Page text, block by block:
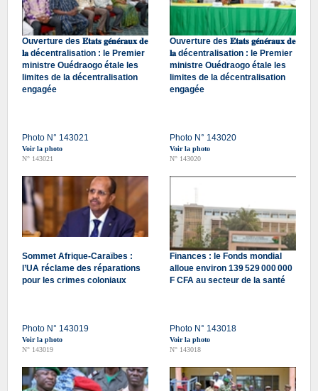
Ouverture des 𝐄́𝐭𝐚𝐭𝐬 𝐠𝐞́𝐧𝐞́𝐫𝐚𝐮𝐱 𝐝𝐞
𝐥𝐚 décentralisation : le Premier
ministre Ouédraogo étale les
limites de la décentralisation
engagée
Photo N° 143021
Voir la photo
N° 143021
Ouverture des 𝐄́𝐭𝐚𝐭𝐬 𝐠𝐞́𝐧𝐞́𝐫𝐚𝐮𝐱 𝐝𝐞
𝐥𝐚 décentralisation : le Premier
ministre Ouédraogo étale les
limites de la décentralisation
engagée
Photo N° 143020
Voir la photo
N° 143020
Sommet Afrique-Caraïbes :
l’UA réclame des réparations
pour les crimes coloniaux
Photo N° 143019
Voir la photo
N° 143019
Finances : le Fonds mondial
alloue environ 139 529 000 000
F CFA au secteur de la santé
Photo N° 143018
Voir la photo
N° 143018